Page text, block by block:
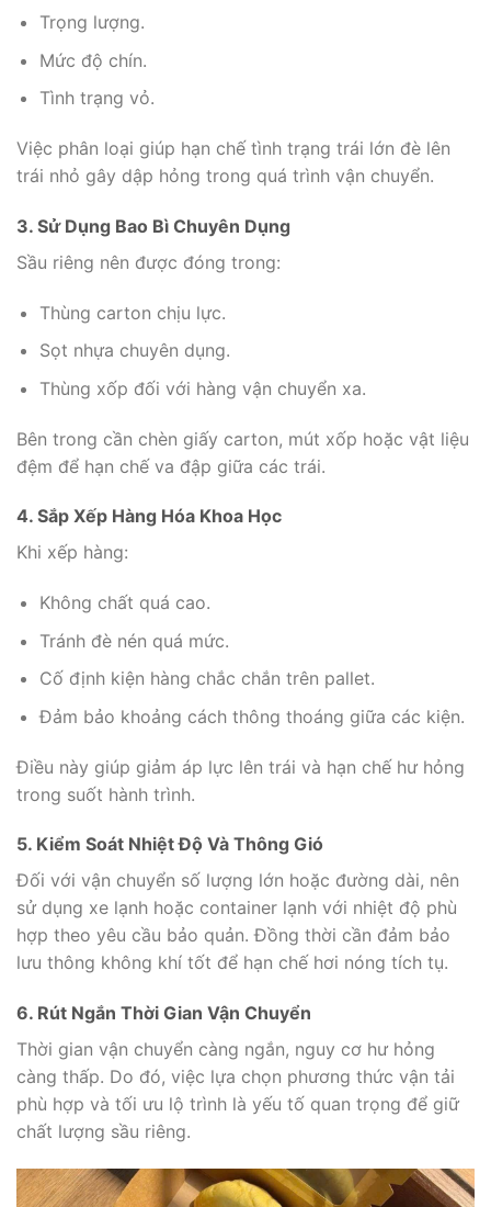
Trọng lượng.
Mức độ chín.
Tình trạng vỏ.
Việc phân loại giúp hạn chế tình trạng trái lớn đè lên
trái nhỏ gây dập hỏng trong quá trình vận chuyển.
3. Sử Dụng Bao Bì Chuyên Dụng
Sầu riêng nên được đóng trong:
Thùng carton chịu lực.
Sọt nhựa chuyên dụng.
Thùng xốp đối với hàng vận chuyển xa.
Bên trong cần chèn giấy carton, mút xốp hoặc vật liệu
đệm để hạn chế va đập giữa các trái.
4. Sắp Xếp Hàng Hóa Khoa Học
Khi xếp hàng:
Không chất quá cao.
Tránh đè nén quá mức.
Cố định kiện hàng chắc chắn trên pallet.
Đảm bảo khoảng cách thông thoáng giữa các kiện.
Điều này giúp giảm áp lực lên trái và hạn chế hư hỏng
trong suốt hành trình.
5. Kiểm Soát Nhiệt Độ Và Thông Gió
Đối với vận chuyển số lượng lớn hoặc đường dài, nên
sử dụng xe lạnh hoặc container lạnh với nhiệt độ phù
hợp theo yêu cầu bảo quản. Đồng thời cần đảm bảo
lưu thông không khí tốt để hạn chế hơi nóng tích tụ.
6. Rút Ngắn Thời Gian Vận Chuyển
Thời gian vận chuyển càng ngắn, nguy cơ hư hỏng
càng thấp. Do đó, việc lựa chọn phương thức vận tải
phù hợp và tối ưu lộ trình là yếu tố quan trọng để giữ
chất lượng sầu riêng.